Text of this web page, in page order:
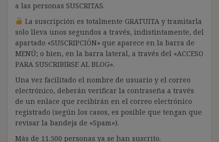
a las personas SUSCRITAS.
La suscripción es totalmente GRATUITA y tramitarla
solo lleva unos segundos a través, indistintamente, del
apartado «SUSCRIPCIÓN» que aparece en la barra de
MENÚ; o bien, en la barra lateral, a través del «ACCESO
PARA SUSCRIBIRSE AL BLOG».
Una vez facilitado el nombre de usuario y el correo
electrónico, deberán verificar la contraseña a través
de un enlace que recibirán en el correo electrónico
registrado (según los casos, es posible que tengan que
revisar la bandeja de «Spam»).
Más de 11.500 personas ya se han suscrito.